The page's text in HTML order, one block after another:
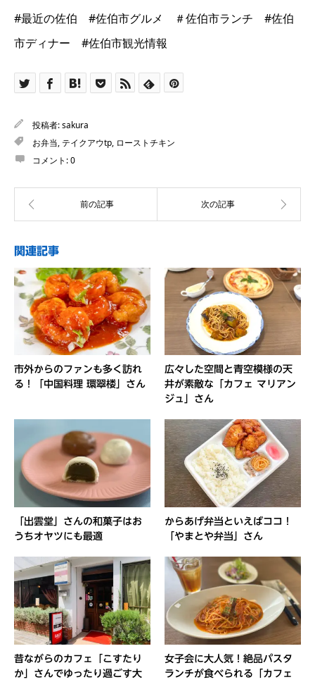
#最近の佐伯 #佐伯市グルメ ＃佐伯市ランチ #佐伯
市ディナー #佐伯市観光情報
投稿者:sakura
お弁当,テイクアウtp, ローストチキン
コメント:0
関連記事
市外からのファンも多く訪れ
る！「中国料理 環翠楼」さん
広々した空間と青空模様の天
井が素敵な「カフェ マリアン
ジュ」さん
「出雲堂」さんの和菓子はお
うちオヤツにも最適
からあげ弁当といえばココ！
「やまとや弁当」さん
昔ながらのカフェ「こすたり
か」さんでゆったり過ごす大
女子会に大人気！絶品パスタ
ランチが食べられる「カフェ